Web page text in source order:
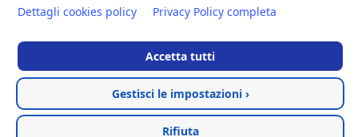
Guardia Sanframondi (BN) P.IVA 01472040623
delvecchioagriservizisrl@legalmail.it
Hosted & created by Clion
Dettagli cookies policy Privacy Policy completa
Accetta tutti
Gestisci le impostazioni ›
Rifiuta